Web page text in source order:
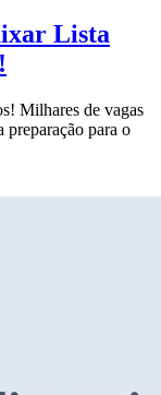
Lista
Milhares de vagas
preparação para o